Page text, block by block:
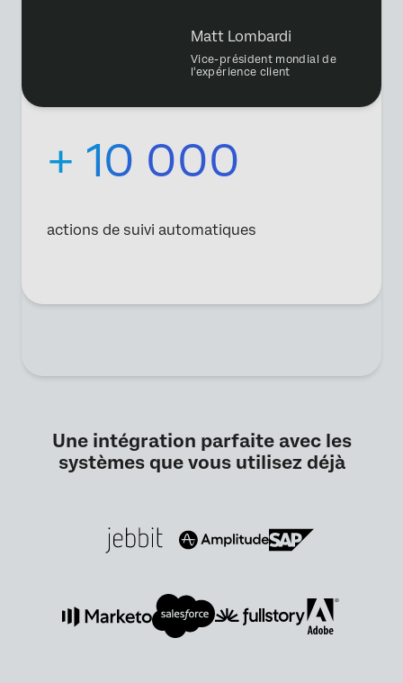
Matt Lombardi
Vice-président mondial de
l'expérience client
+ 10 000
actions de suivi automatiques
Une intégration parfaite avec les
systèmes que vous utilisez déjà